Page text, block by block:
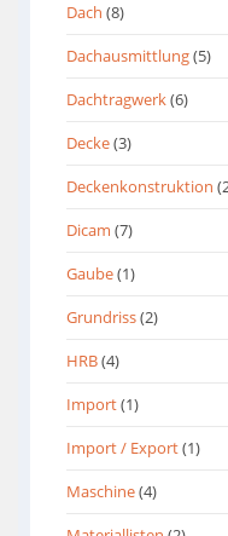
Dach (8)
Dachausmittlung(5)
Dachtragwerk(6)
Decke(3)
Deckenkonstruktion
Dicam (7)
Gaube(1)
Grundriss(2)
HRB(4)
Import(1)
Import / Export(1)
Maschine(4)